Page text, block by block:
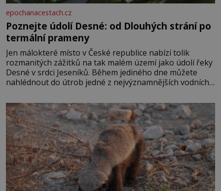
epochanacestach.cz
Poznejte údolí Desné: od Dlouhých strání po
termální prameny
Jen málokteré místo v České republice nabízí tolik
rozmanitých zážitků na tak malém území jako údolí řeky
Desné v srdci Jeseníků. Během jediného dne můžete
nahlédnout do útrob jedné z nejvýznamnějších vodních
se na koloběžce a den zakončit poznáváním památek ve
Velkých Losinách nebo v termálním